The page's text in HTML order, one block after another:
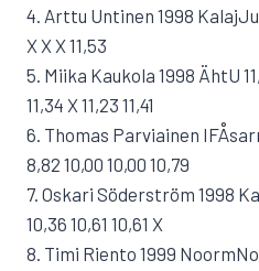
4. Arttu Untinen 1998 KalajJu
X X X 11,53
5. Miika Kaukola 1998 ÄhtU
11,34 X 11,23 11,41
6. Thomas Parviainen
8,82 10,00 10,00 10,79
7. Oskari Söderström 1998
10,36 10,61 10,61 X
8. Timi Riento 1999 NoormNo